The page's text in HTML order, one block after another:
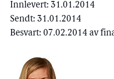
Innlevert: 31.01.2014
Sendt: 31.01.2014
Besvart: 07.02.2014 av